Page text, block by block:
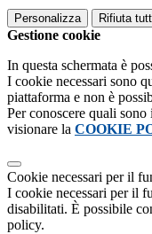
Personalizza Rifiuta
Gestione cookie
In questa schermata è
I cookie necessari sono
piattaforma e non è
Per conoscere quali
visionare la COOKIE
Cookie necessari per il
I cookie necessari per il
disabilitati. È possibile
policy.